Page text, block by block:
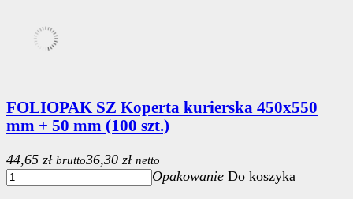
FOLIOPAK SZ Koperta kurierska 450x550
mm + 50 mm (100 szt.)
44,65 zł brutto36,30 zł netto
Opakowanie Do koszyka